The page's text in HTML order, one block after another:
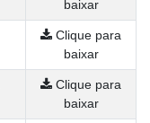
baixar
Clique para
baixar
Clique para
baixar